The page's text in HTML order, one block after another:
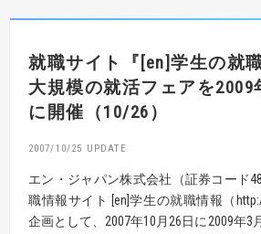
就職サイト『[en]学生の就
大規模の就活フェアを2009
に開催（10/26）
2007/10/25
エン・ジャパン株式会社（証券コード
職情報サイト [en]学生の就職情報（
企画として、2007年10月26日に2009年3